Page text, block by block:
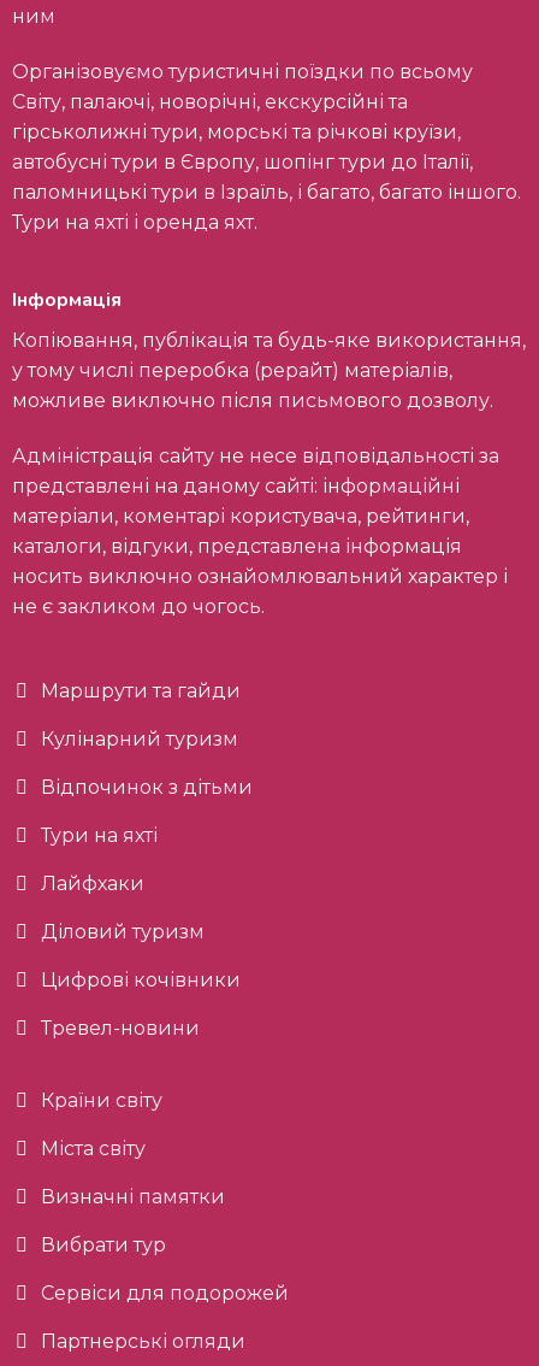
ним
Організовуємо туристичні поїздки по всьому
Світу, палаючі, новорічні, екскурсійні та
гірськолижні тури, морські та річкові круїзи,
автобусні тури в Європу, шопінг тури до Італії,
паломницькі тури в Ізраїль, і багато, багато іншого.
Тури на яхті і оренда яхт.
Інформація
Копіювання, публікація та будь-яке використання,
у тому числі переробка (рерайт) матеріалів,
можливе виключно після письмового дозволу.
Адміністрація сайту не несе відповідальності за
представлені на даному сайті: інформаційні
матеріали, коментарі користувача, рейтинги,
каталоги, відгуки, представлена інформація
носить виключно ознайомлювальний характер і
не є закликом до чогось.
Маршрути та гайди
Кулінарний туризм
Відпочинок з дітьми
Тури на яхті
Лайфхаки
Діловий туризм
Цифрові кочівники
Тревел-новини
Країни світу
Міста світу
Визначні памятки
Вибрати тур
Сервіси для подорожей
Партнерські огляди